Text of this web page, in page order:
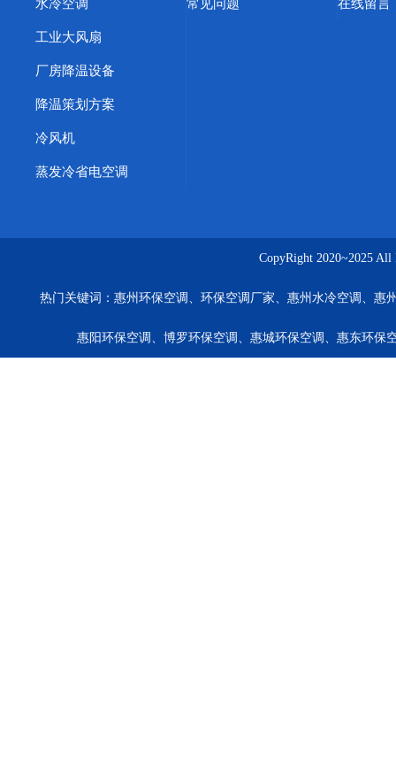
水冷空调
工业大风扇
厂房降温设备
降温策划方案
冷风机
蒸发冷省电空调
常见问题 在线留言
CopyRight 2020~2025
热门关键词： 惠州环保空调、环保空调厂家、惠州水冷空调、惠
惠阳环保空调、博罗环保空调、惠城环保空调、惠东环保